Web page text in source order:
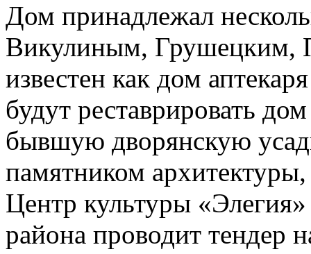
Дом принадлежал
Викулиным, Грушецким,
известен как дом
будут реставрировать
бывшую дворянскую
памятником
Центр культуры
района проводит тендер